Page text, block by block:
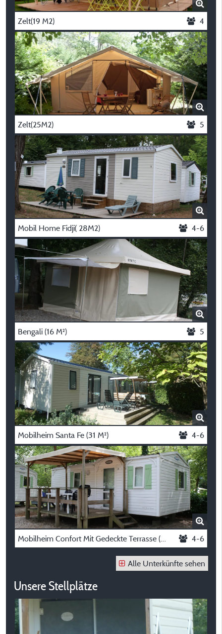
Zelt(19 M2) 4
Zelt(25M2) 5
Mobil Home Fidji( 28M2) 4-6
Bengali (16 M²) 5
Mobilheim Santa Fe (31 M²) 4-6
Mobilheim Confort Mit Gedeckte Terrasse (27.50 M²) 4-6
Alle Unterkünfte sehen
Unsere Stellplätze